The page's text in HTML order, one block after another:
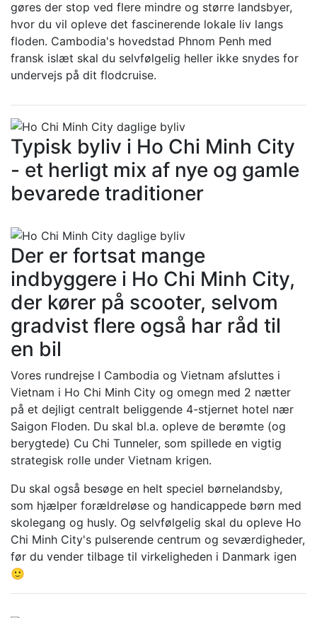
gøres der stop ved flere mindre og større landsbyer,
hvor du vil opleve det fascinerende lokale liv langs
floden. Cambodia's hovedstad Phnom Penh med
fransk islæt skal du selvfølgelig heller ikke snydes for
undervejs på dit flodcruise.
Typisk byliv i Ho Chi Minh City
- et herligt mix af nye og gamle
bevarede traditioner
Der er fortsat mange
indbyggere i Ho Chi Minh City,
der kører på scooter, selvom
gradvist flere også har råd til
en bil
Vores rundrejse I Cambodia og Vietnam afsluttes i
Vietnam i Ho Chi Minh City og omegn med 2 nætter
på et dejligt centralt beliggende 4-stjernet hotel nær
Saigon Floden. Du skal bl.a. opleve de berømte (og
berygtede) Cu Chi Tunneler, som spillede en vigtig
strategisk rolle under Vietnam krigen.
Du skal også besøge en helt speciel børnelandsby,
som hjælper forældreløse og handicappede børn med
skolegang og husly. Og selvfølgelig skal du opleve Ho
Chi Minh City's pulserende centrum og seværdigheder,
før du vender tilbage til virkeligheden i Danmark igen
🙂